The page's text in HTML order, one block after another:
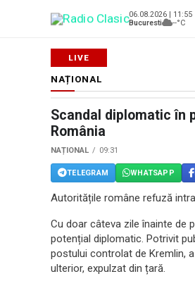
06.08.2026 | 11:55
Bucuresti
--°C
NAȚIONAL
Scandal diplomatic în
România
NAȚIONAL 09:31
TELEGRAM WHATSAPP
Autoritățile române refuză
Cu doar câteva zile înainte de
potențial diplomatic. Potrivit
postului controlat de Kremlin,
ulterior, expulzat din țară.